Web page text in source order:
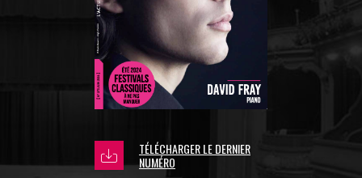
TÉLÉCHARGER LE DERNIER
NUMÉRO